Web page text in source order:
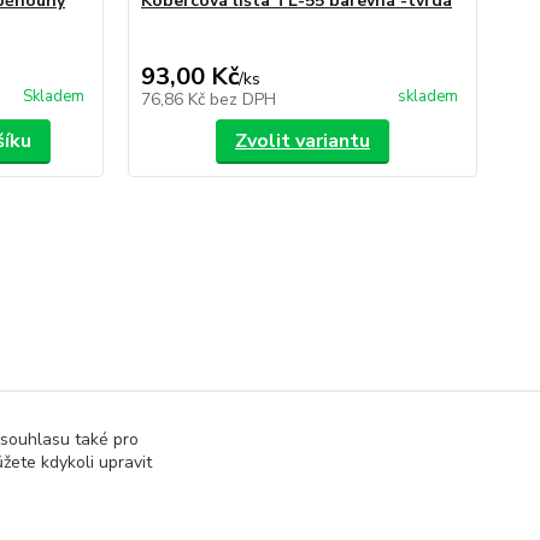
Skladem
93,00 Kč/ks
76,86 Kč bez DPH skladem
Zvolit variantu
také pro
kdykoli upravit